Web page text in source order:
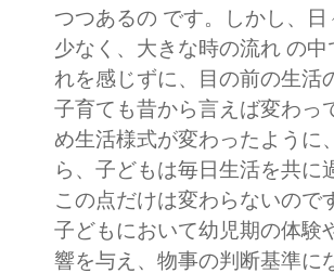
つつあるの です。しかし、
少なく、大きな時の流れ の
れを感じずに、目の前の生活
子育ても昔から言えば変わっ
め生活様式が変わったように
ら、子どもは毎日生活を共に
この点だけは変わらないので
子どもにおいて幼児期の体験
響を与え、物事の判断基準に